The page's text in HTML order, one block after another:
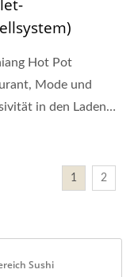
Hot Pot
Mode und
in den Laden
1 2
Sushi